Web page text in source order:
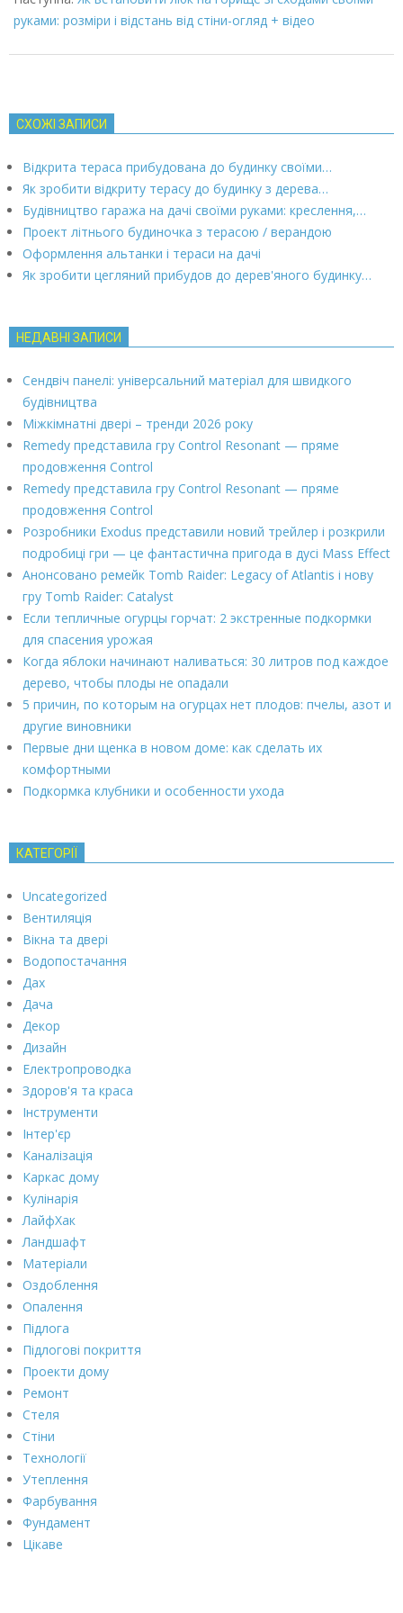
руками: розміри і відстань від стіни-огляд + відео
СХОЖІ ЗАПИСИ
Відкрита тераса прибудована до будинку своїми…
Як зробити відкриту терасу до будинку з дерева…
Будівництво гаража на дачі своїми руками: креслення,…
Проект літнього будиночка з терасою / верандою
Оформлення альтанки і тераси на дачі
Як зробити цегляний прибудов до дерев'яного будинку…
НЕДАВНІ ЗАПИСИ
Сендвіч панелі: універсальний матеріал для швидкого
будівництва
Міжкімнатні двері – тренди 2026 року
Remedy представила гру Control Resonant — пряме
продовження Control
Remedy представила гру Control Resonant — пряме
продовження Control
Розробники Exodus представили новий трейлер і розкрили
подробиці гри — це фантастична пригода в дусі Mass Effect
Анонсовано ремейк Tomb Raider: Legacy of Atlantis і нову
гру Tomb Raider: Catalyst
Если тепличные огурцы горчат: 2 экстренные подкормки
для спасения урожая
Когда яблоки начинают наливаться: 30 литров под каждое
дерево, чтобы плоды не опадали
5 причин, по которым на огурцах нет плодов: пчелы, азот и
другие виновники
Первые дни щенка в новом доме: как сделать их
комфортными
Подкормка клубники и особенности ухода
КАТЕГОРІЇ
Uncategorized
Вентиляція
Вікна та двері
Водопостачання
Дах
Дача
Декор
Дизайн
Електропроводка
Здоров'я та краса
Інструменти
Інтер'єр
Каналізація
Каркас дому
Кулінарія
ЛайфХак
Ландшафт
Матеріали
Оздоблення
Опалення
Підлога
Підлогові покриття
Проекти дому
Ремонт
Стеля
Стіни
Технології
Утеплення
Фарбування
Фундамент
Цікаве